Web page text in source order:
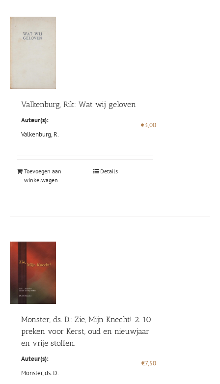
Valkenburg, Rik: Wat wij geloven
Auteur(s):
Valkenburg, R.
€3,00
Toevoegen aan
winkelwagen
Details
Monster, ds. D.: Zie, Mijn Knecht! 2. 10
preken voor Kerst, oud en nieuwjaar
en vrije stoffen.
Auteur(s):
Monster, ds. D.
€7,50